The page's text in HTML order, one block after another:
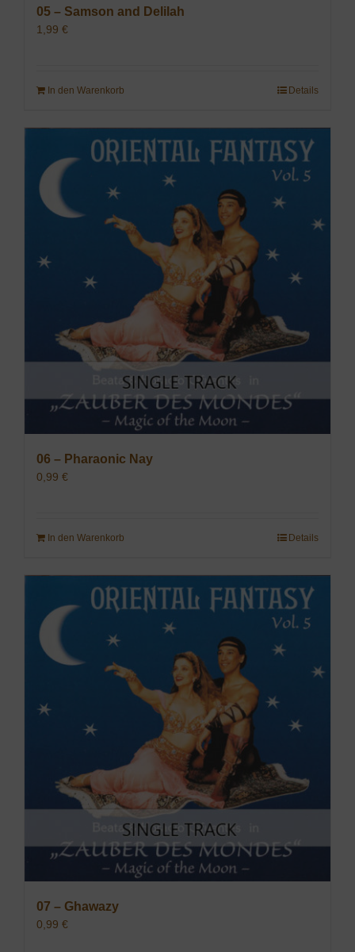
05 – Samson and Delilah
1,99 €
In den Warenkorb Details
06 – Pharaonic Nay
0,99 €
In den Warenkorb Details
07 – Ghawazy
0,99 €